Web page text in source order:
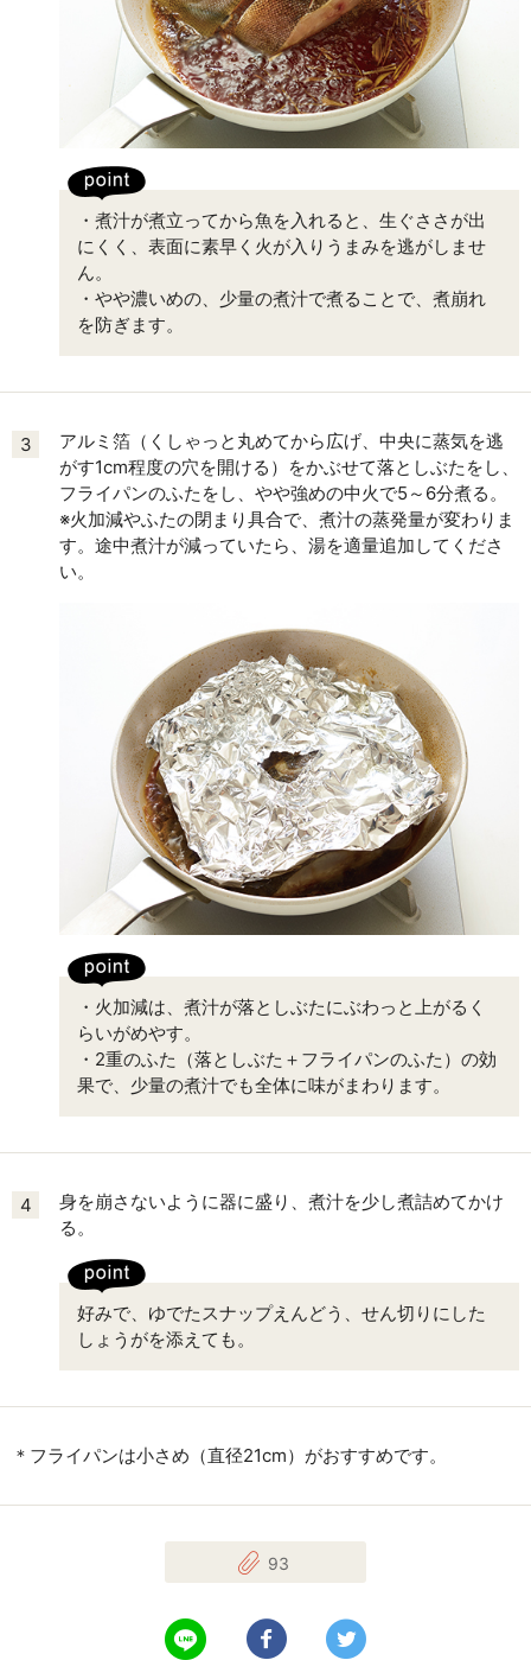
・煮汁が煮立ってから魚を入れると、生ぐささが出
にくく、表面に素早く火が入りうまみを逃がしませ
ん。
・やや濃いめの、少量の煮汁で煮ることで、煮崩れ
を防ぎます。
3
アルミ箔（くしゃっと丸めてから広げ、中央に蒸気を逃
がす1cm程度の穴を開ける）をかぶせて落としぶたをし、
フライパンのふたをし、やや強めの中火で5～6分煮る。
※火加減やふたの閉まり具合で、煮汁の蒸発量が変わりま
す。途中煮汁が減っていたら、湯を適量追加してくださ
い。
・火加減は、煮汁が落としぶたにぶわっと上がるく
らいがめやす。
・2重のふた（落としぶた＋フライパンのふた）の効
果で、少量の煮汁でも全体に味がまわります。
4
身を崩さないように器に盛り、煮汁を少し煮詰めてかけ
る。
好みで、ゆでたスナップえんどう、せん切りにした
しょうがを添えても。
＊フライパンは小さめ（直径21cm）がおすすめです。
93
LINEで送る Facebookでシェアする